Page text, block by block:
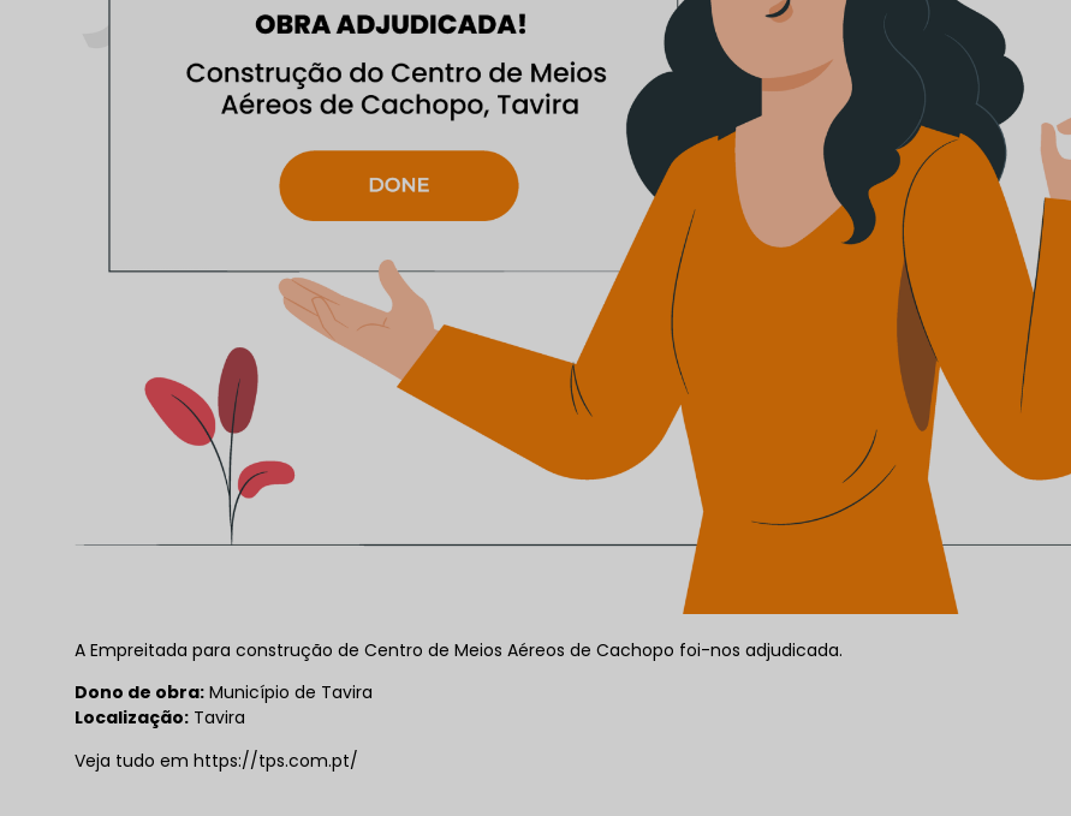
A Empreitada para construção de Centro de Meios Aéreos de Cachopo foi-nos adjudicada.
Dono de obra: Município de Tavira
Localização: Tavira
Veja tudo em https://tps.com.pt/